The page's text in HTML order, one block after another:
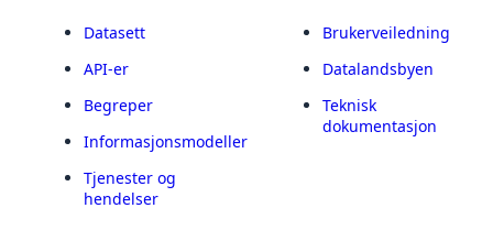
Datasett
API-er
Begreper
Informasjonsmodeller
Tjenester og
hendelser
Brukerveiledning
Datalandsbyen
Teknisk
dokumentasjon